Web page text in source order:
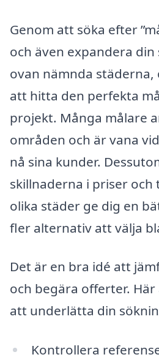
Genom att söka efter
och även expandera
ovan nämnda städerna,
att hitta den perfekta
projekt. Många målare
områden och är vana
nå sina kunder.
skillnaderna i priser och
olika städer ge dig en
fler alternativ att välja
Det är en bra idé att
och begära offerter.
att underlätta din
Kontrollera